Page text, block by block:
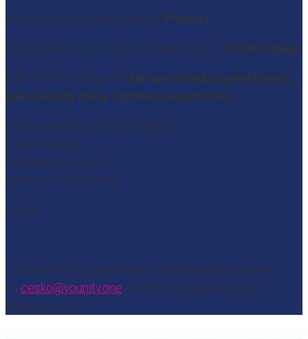
Where should the link lead to? Product
Which product view does the link lead to? Product page
Kam tvůj link odkazuje? Na naši stránku s přihlášením,
kde se každý může zdarma zaregistrovat.
UTM parametry, které potřebuješ:
Zdroj: Affiliate
Kampaň: brg-cs-k2-l2
Medium: Tvoje jméno
Příklad:
Zašli prosím svůj standardní i krátký odkaz e-mailem
na cesko@younity.one a během propagace použij
kterýkoli z nich.